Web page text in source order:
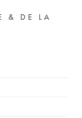
& DE LA